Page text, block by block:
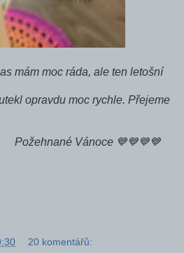
mám moc ráda, ale ten letošní
opravdu moc rychle. Přejeme
💙💙💙💙
20 komentářů: